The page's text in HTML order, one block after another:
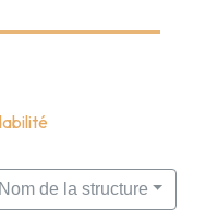
de la structure